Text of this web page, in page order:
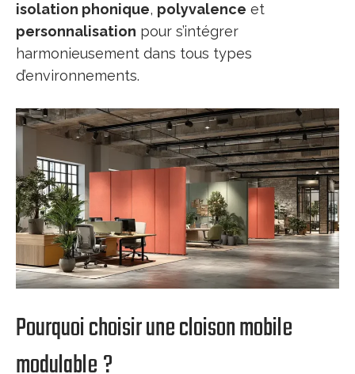
isolation phonique, polyvalence et
personnalisation pour s’intégrer
harmonieusement dans tous types
d’environnements.
Pourquoi choisir une cloison mobile
modulable ?